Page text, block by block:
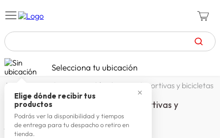
TÉRMINOS MÁS BUSCADOS
1. zapatillas mujer
2. celulares
3. zapatillas hombre
4. moda
Selecciona tu ubicación
✕
Elige dónde recibir tus
productos
Podrás ver la disponibilidad y tiempos
de entrega para tu despacho o retiro en
tienda.
genialmente papá | máquinas deportivas y bicicletas
Genialmente Papá | Máquinas Deportivas y
bicicletas
4 productos